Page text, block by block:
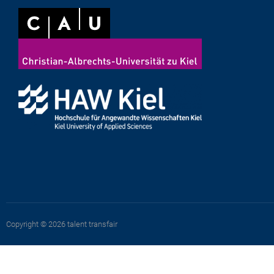
Copyright © 2026 talent transfair